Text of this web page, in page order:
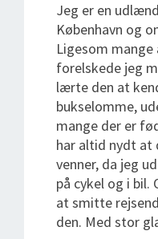
Jeg er en
København og
Ligesom
forelskede jeg
lærte den at
bukselomme,
mange der er
har altid nydt at
venner, da jeg
på cykel og i bil.
at smitte
den. Med stor